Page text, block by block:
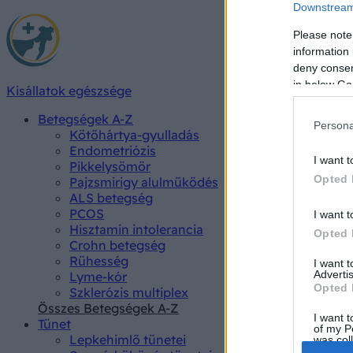
Please
information
deny
in below
I want
Opted
I want
Opted
I want
Opted
I want
of my
was
Kisállatok egészsége
Betegségek A-Z
Kötőhártya-gyulladás
Endometriózis
Pikkelysömör
Pajzsmirigy alulműködés
ALS betegség
PCOS
Hisztamin intolerancia
Crohn betegség
Rühesség
Lyme-kór
Szklerózis multiplex
Összes Betegségek A-Z
Tünet
Lepkehimlő tünetei